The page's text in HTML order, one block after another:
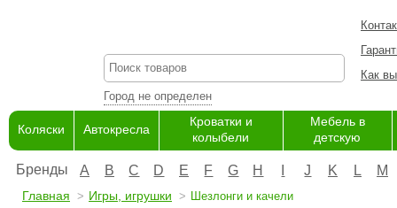
Город не определен
Как
Коляски Автокресла
Кроватки и
колыбели
Мебель в
детскую
Бренды A B C D E F G H J K L M
Главная Игры, игрушки Шезлонги и качели